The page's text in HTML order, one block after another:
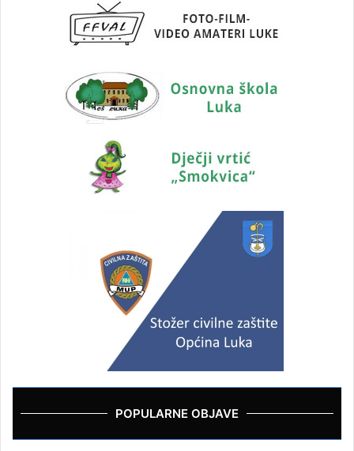
POPULARNE OBJAVE